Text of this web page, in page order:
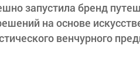
запустила бренд
на основе
венчурного
Используя этот опыт,